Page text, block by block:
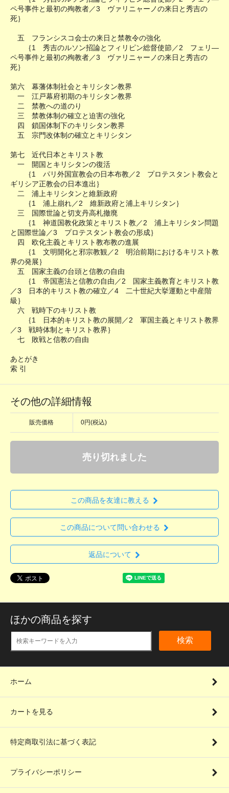
ペ号事件と最初の殉教者／3 ヴァリニャーノの来日と秀吉の
死｝
五 フランシスコ会士の来日と禁教令の強化
｛1 秀吉のルソン招論とフィリピン総督使節／2 フェリ―
ペ号事件と最初の殉教者／3 ヴァリニャーノの来日と秀吉の
死｝
第六 幕藩体制社会とキリシタン教界
一 江戸幕府初期のキリシタン教界
二 禁教への道のり
三 禁教体制の確立と迫害の強化
四 鎖国体制下のキリシタン教界
五 宗門改体制の確立とキリシタン
第七 近代日本とキリスト教
一 開国とキリシタンの復活
｛1 パリ外国宣教会の日本布教／2 プロテスタント教会と
ギリシア正教会の日本進出｝
二 浦上キリシタンと維新政府
｛1 浦上崩れ／2 維新政府と浦上キリシタン｝
三 国際世論と切支丹高札撤廃
｛1 神道国教化政策とキリスト教／2 浦上キリシタン問題
と国際世論／3 プロテスタント教会の形成｝
四 欧化主義とキリスト教布教の進展
｛1 文明開化と邪宗教観／2 明治前期におけるキリスト教
界の発展｝
五 国家主義の台頭と信教の自由
｛1 帝国憲法と信教の自由／2 国家主義教育とキリスト教
／3 日本的キリスト教の確立／4 二十世紀大挙運動と中産階
級｝
六 戦時下のキリスト教
｛1 日本的キリスト教の展開／2 軍国主義とキリスト教界
／3 戦時体制とキリスト教界｝
七 敗戦と信教の自由
あとがき
索 引
その他の詳細情報
販売価格 0円(税込)
売り切れました
この商品を友達に教える
この商品について問い合わせる
返品について
ほかの商品を探す
検索
ホーム
カートを見る
特定商取引法に基づく表記
プライバシーポリシー